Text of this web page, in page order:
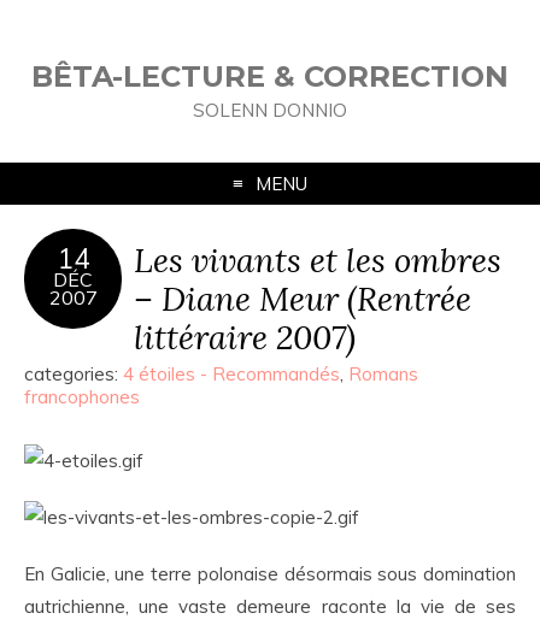
BÊTA-LECTURE & CORRECTION
SOLENN DONNIO
MENU
14
DÉC
2007
Les vivants et les ombres
– Diane Meur (Rentrée
littéraire 2007)
categories: 4 étoiles - Recommandés, Romans
francophones
En Galicie, une terre polonaise désormais sous domination
autrichienne, une vaste demeure raconte la vie de ses